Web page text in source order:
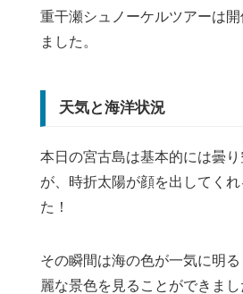
重干瀬シュノーケルツアーは
ました。
天気と海洋状況
本日の宮古島は基本的には曇
が、時折太陽が顔を出してく
た！
その瞬間は海の色が一気に明
麗な景色を見ることができまし